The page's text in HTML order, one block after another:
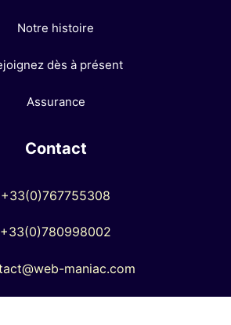
Notre histoire
dès à présent
Assurance
Contact
+33(0)767755308
+33(0)780998002
maniac.com